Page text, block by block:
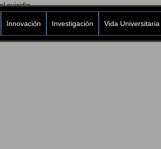
Innovación Investigación Vida Universitaria